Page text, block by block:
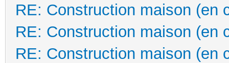
RE: Construction maison (en
RE: Construction maison (en
RE: Construction maison (en